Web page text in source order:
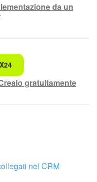
da un
informazioni.
strumento
gratuitamente
nel CRM